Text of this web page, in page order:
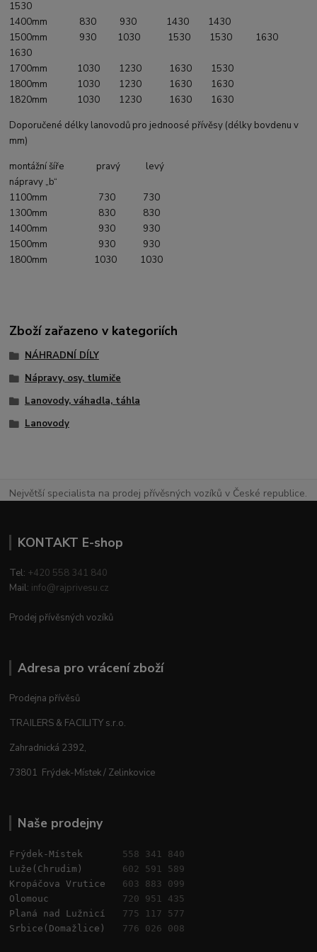
1530
1400mm 830 930 1430 1430
1500mm 930 1030 1530 1530 1630
1630
1700mm 1030 1230 1630 1530
1800mm 1030 1230 1630 1630
1820mm 1030 1230 1630 1630
Doporučené délky lanovodů pro jednoosé přívěsy (délky bovdenu v
mm)
montážní šíře pravý levý
nápravy „b“
1100mm 730 730
1300mm 830 830
1400mm 930 930
1500mm 930 930
1800mm 1030 1030
Zboží zařazeno v kategoriích
NÁHRADNÍ DÍLY
Nápravy, osy, tlumiče
Lanovody, váhadla, táhla
Lanovody
Největší specialista na prodej přívěsných vozíků v České republice.
KONTAKT E-shop
Tel: +420 558 341 840
Mail: info@rajprivesu.cz
Prodej přívěsných vozíků
Adresa pro vrácení zboží
Prodejna přívěsů
TRAILERS & FACILITY s.r.o.
Zahradnická 2392,
73801 Frýdek-Místek / Zelinkovice
Naše prodejny
Frýdek-Místek 558 341 840
Luže(Chrudim) 602 591 589
Kropáčova Vrutice 603 883 099
Olomouc 720 951 435
Planá nad Lužnicí 775 117 577
Srbice(Domažlice) 776 026 008